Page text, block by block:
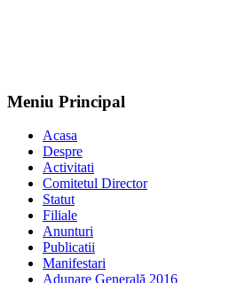
Meniu Principal
Acasa
Despre
Activitati
Comitetul Director
Statut
Filiale
Anunturi
Publicatii
Manifestari
Adunare Generală 2016